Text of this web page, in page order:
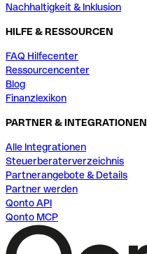
Nachhaltigkeit & Inklusion
HILFE & RESSOURCEN
FAQ Hilfecenter
Ressourcencenter
Blog
Finanzlexikon
PARTNER & INTEGRATIONEN
Alle Integrationen
Steuerberaterverzeichnis
Partnerangebote & Details
Partner werden
Qonto API
Qonto MCP